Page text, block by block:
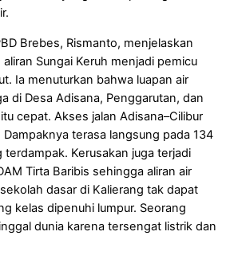
Brebes, Rismanto, menjelaskan
Sungai Keruh menjadi pemicu
Ia menuturkan bahwa luapan air
di Desa Adisana, Penggarutan, dan
cepat. Akses jalan Adisana–Cilibur
terasa langsung pada 134
terdampak. Kerusakan juga terjadi
Tirta Baribis sehingga aliran air
dasar di Kalierang tak dapat
kelas dipenuhi lumpur. Seorang
dunia karena tersengat listrik dan